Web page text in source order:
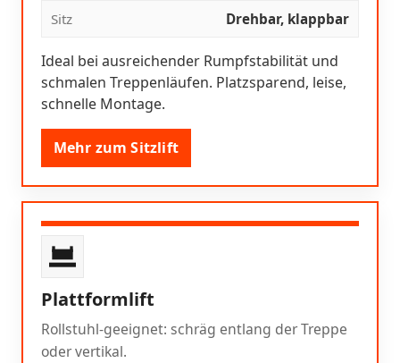
Sitz Drehbar, klappbar
Ideal bei ausreichender Rumpfstabilität und
schmalen Treppenläufen. Platzsparend, leise,
schnelle Montage.
Mehr zum Sitzlift
Plattformlift
Rollstuhl-geeignet: schräg entlang der Treppe
oder vertikal.